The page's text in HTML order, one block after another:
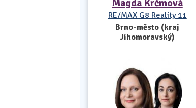
Magda Krčmová
RE/MAX G8 Reality 11
Brno-město (kraj
Jihomoravský)